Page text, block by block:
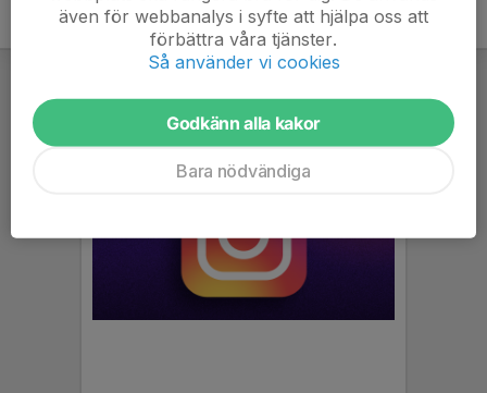
även för webbanalys i syfte att hjälpa oss att
förbättra våra tjänster.
Så använder vi cookies
Godkänn alla kakor
Bara nödvändiga